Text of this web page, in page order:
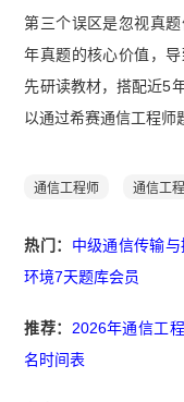
第三个误区是忽视真
年真题的核心价值，
先研读教材，搭配近5
以通过希赛通信工程师
通信工程师 通信工
热门： 中级通信传输
环境7天题库会员
推荐： 2026年通信工
名时间表